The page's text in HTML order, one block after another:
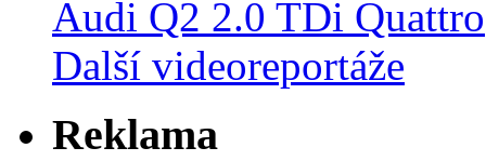
Audi Q2 2.0 TDi Quattro
Další videoreportáže
Reklama